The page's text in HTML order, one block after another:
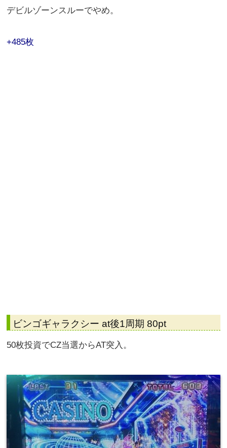
デビルゾーンスルーでやめ。
+485枚
ビンゴギャラクシー at後1周期 80pt
50枚投資でCZ当選からAT突入。